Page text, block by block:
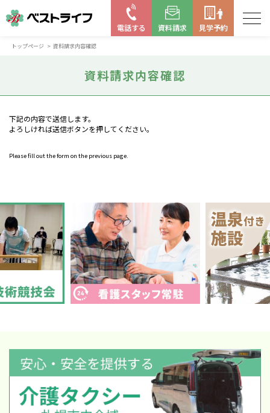
電話する 資料請求 見学予約
はじめての老人ホーム
トップページ 資料請求内容確認
資料請求内容確認
下記の内容で送信します。
よろしければ送信ボタンを押してください。
Please fill out the form on the previous page.